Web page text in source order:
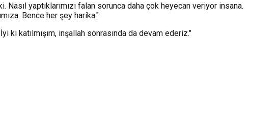
yaptıklarımızı falan sorunca daha çok heyecan veriyor insana.
Bence her şey harika."
ki katılmışım, inşallah sonrasında da devam ederiz."